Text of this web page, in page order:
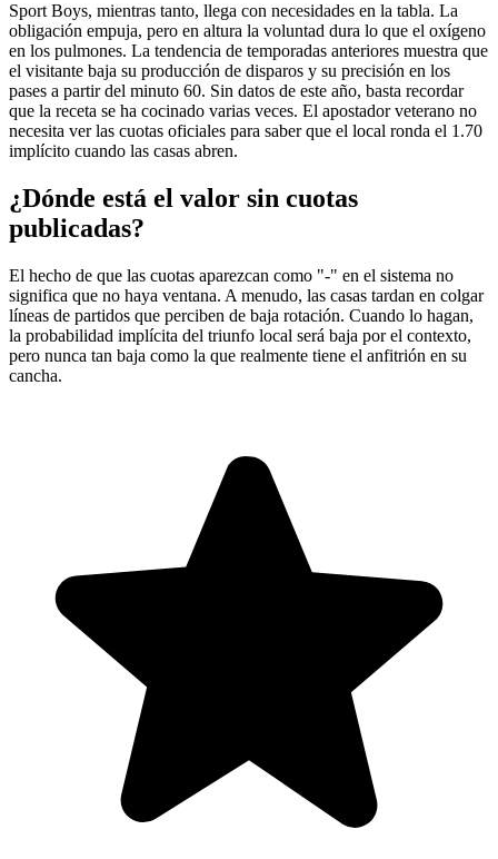
Sport Boys, mientras tanto, llega con necesidades en la tabla. La
obligación empuja, pero en altura la voluntad dura lo que el oxígeno
en los pulmones. La tendencia de temporadas anteriores muestra que
el visitante baja su producción de disparos y su precisión en los
pases a partir del minuto 60. Sin datos de este año, basta recordar
que la receta se ha cocinado varias veces. El apostador veterano no
necesita ver las cuotas oficiales para saber que el local ronda el 1.70
implícito cuando las casas abren.
¿Dónde está el valor sin cuotas
publicadas?
El hecho de que las cuotas aparezcan como "-" en el sistema no
significa que no haya ventana. A menudo, las casas tardan en colgar
líneas de partidos que perciben de baja rotación. Cuando lo hagan,
la probabilidad implícita del triunfo local será baja por el contexto,
pero nunca tan baja como la que realmente tiene el anfitrión en su
cancha.